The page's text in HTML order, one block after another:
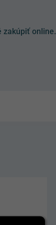
zakúpiť online.